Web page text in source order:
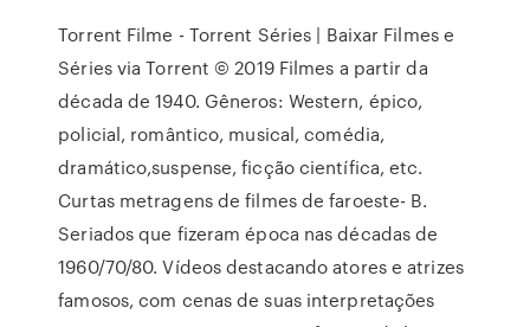
Torrent Filme - Torrent Séries | Baixar Filmes e
Séries via Torrent © 2019 Filmes a partir da
década de 1940. Gêneros: Western, épico,
policial, romântico, musical, comédia,
dramático,suspense, ficção científica, etc.
Curtas metragens de filmes de faroeste- B.
Seriados que fizeram época nas décadas de
1960/70/80. Vídeos destacando atores e atrizes
famosos, com cenas de suas interpretações